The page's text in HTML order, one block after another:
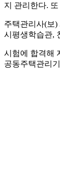
지 관리한다.
주택관리사(보
시평생학습관,
시험에 합격해
공동주택관리